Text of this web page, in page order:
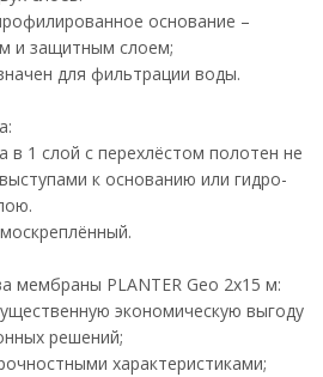
основание –
и защитным слоем;
для фильтрации воды.
в 1 слой с перехлёстом полотен не
к основанию или гидро-
мембраны PLANTER Geo 2х15 м:
экономическую выгоду
решений;
характеристиками;